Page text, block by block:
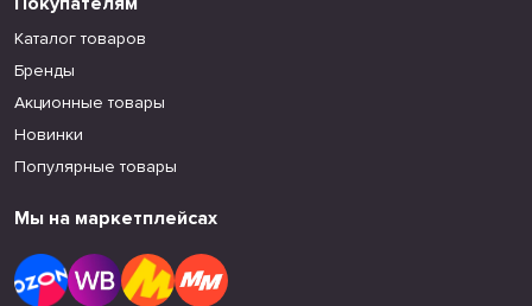
Каталог товаров
Бренды
Акционные товары
Новинки
Популярные товары
Мы на маркетплейсах